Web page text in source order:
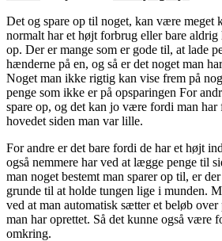
Det og spare op til noget, kan være meget
normalt har et højt forbrug eller bare
op. Der er mange som er gode til, at lade
hænderne på en, og så er det noget man
Noget man ikke rigtig kan vise frem på
penge som ikke er på opsparingen For
spare op, og det kan jo være fordi man har
hovedet siden man var lille.
For andre er det bare fordi de har et højt
også nemmere har ved at lægge penge til
man noget bestemt man sparer op til, er
grunde til at holde tungen lige i munden.
ved at man automatisk sætter et beløb
man har oprettet. Så det kunne også være
omkring.